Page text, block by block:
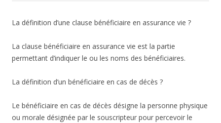
La définition d’une clause bénéficiaire en assurance vie ?
La clause bénéficiaire en assurance vie est la partie
permettant d’indiquer le ou les noms des bénéficiaires.
La définition d’un bénéficiaire en cas de décès ?
Le bénéficiaire en cas de décès désigne la personne physique
ou morale désignée par le souscripteur pour percevoir le